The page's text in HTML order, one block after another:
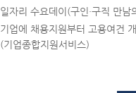
일자리 수요데이(구인·구직 만남
기업에 채용지원부터 고용여건
(기업종합지원서비스)